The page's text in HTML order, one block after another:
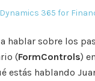
Posted
Dynamics 365 for
hablar sobre los
(FormControls)
estás hablando